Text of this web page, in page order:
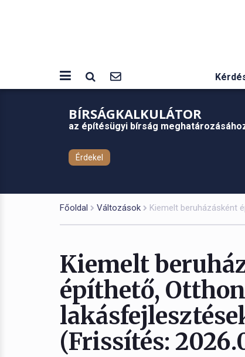
BÍRSÁGKALKULÁTOR
az építésügyi bírság
Érdekel
Főoldal Változások Kiemelt beruházásként
Kiemelt
építhető,
(Frissítés: